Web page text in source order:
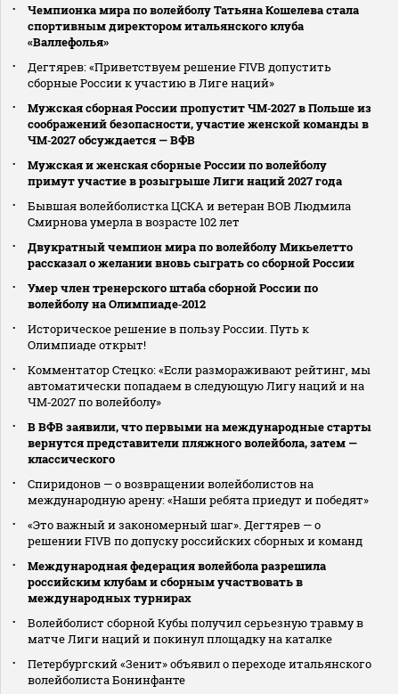
Чемпионка мира по волейболу Татьяна Кошелева стала
спортивным директором итальянского клуба
«Валлефолья»
Дегтярев: «Приветствуем решение FIVB допустить
сборные России к участию в Лиге наций»
Мужская сборная России пропустит ЧМ‑2027 в Польше из
соображений безопасности, участие женской команды в
ЧМ‑2027 обсуждается — ВФВ
Мужская и женская сборные России по волейболу
примут участие в розыгрыше Лиги наций 2027 года
Бывшая волейболистка ЦСКА и ветеран ВОВ Людмила
Смирнова умерла в возрасте 102 лет
Двукратный чемпион мира по волейболу Микьелетто
рассказал о желании вновь сыграть со сборной России
Умер член тренерского штаба сборной России по
волейболу на Олимпиаде‑2012
Историческое решение в пользу России. Путь к
Олимпиаде открыт!
Комментатор Стецко: «Если размораживают рейтинг, мы
автоматически попадаем в следующую Лигу наций и на
ЧМ‑2027 по волейболу»
В ВФВ заявили, что первыми на международные старты
вернутся представители пляжного волейбола, затем —
классического
Спиридонов — о возвращении волейболистов на
международную арену: «Наши ребята приедут и победят»
«Это важный и закономерный шаг». Дегтярев — о
решении FIVB по допуску российских сборных и команд
Международная федерация волейбола разрешила
российским клубам и сборным участвовать в
международных турнирах
Волейболист сборной Кубы получил серьезную травму в
матче Лиги наций и покинул площадку на каталке
Петербургский «Зенит» объявил о переходе итальянского
волейболиста Бонинфанте